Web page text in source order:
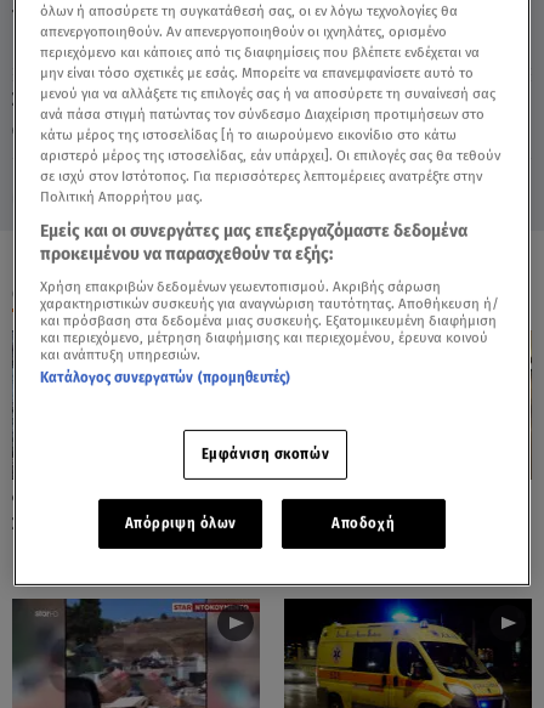
Σάββατο 8 Αυγούστου 2026
30.04.26, 16:25 ΕΛΛΑΔΑ
TAGS: ΠΡΩΤΟΜΑΓΙΑ ΤΡΙΗΜΕΡΟ ΕΚΔΡΟΜΕΙΣ
ΟΛΑ ΤΑ ΒΙΝΤΕΟ
Φωτιές: Στάχτη Το Πράσινο
Στολίδι Της Δυτικής Αττικής
Πόρτο Ράφτη: Bίντεο
Ντοκουμέντο Από Το
Θανατηφόρο Τροχαίο
όλων ή αποσύρετε τη συγκατάθεσή σας, οι εν λόγω τεχνολογίες θα
απενεργοποιηθούν. Αν απενεργοποιηθούν οι ιχνηλάτες, ορισμένο
περιεχόμενο και κάποιες από τις διαφημίσεις που βλέπετε ενδέχεται να
μην είναι τόσο σχετικές με εσάς. Μπορείτε να επανεμφανίσετε αυτό το
μενού για να αλλάξετε τις επιλογές σας ή να αποσύρετε τη συναίνεσή σας
ανά πάσα στιγμή πατώντας τον σύνδεσμο Διαχείριση προτιμήσεων στο
κάτω μέρος της ιστοσελίδας [ή το αιωρούμενο εικονίδιο στο κάτω
αριστερό μέρος της ιστοσελίδας, εάν υπάρχει]. Οι επιλογές σας θα τεθούν
σε ισχύ στον Ιστότοπος. Για περισσότερες λεπτομέρειες ανατρέξτε στην
Πολιτική Απορρήτου μας.
Εμείς και οι συνεργάτες μας επεξεργαζόμαστε δεδομένα
προκειμένου να παρασχεθούν τα εξής:
Χρήση επακριβών δεδομένων γεωεντοπισμού. Ακριβής σάρωση
χαρακτηριστικών συσκευής για αναγνώριση ταυτότητας. Αποθήκευση ή/
και πρόσβαση στα δεδομένα μιας συσκευής. Εξατομικευμένη διαφήμιση
και περιεχόμενο, μέτρηση διαφήμισης και περιεχομένου, έρευνα κοινού
και ανάπτυξη υπηρεσιών.
Κατάλογος συνεργατών (προμηθευτές)
Εμφάνιση σκοπών
Απόρριψη όλων Αποδοχή